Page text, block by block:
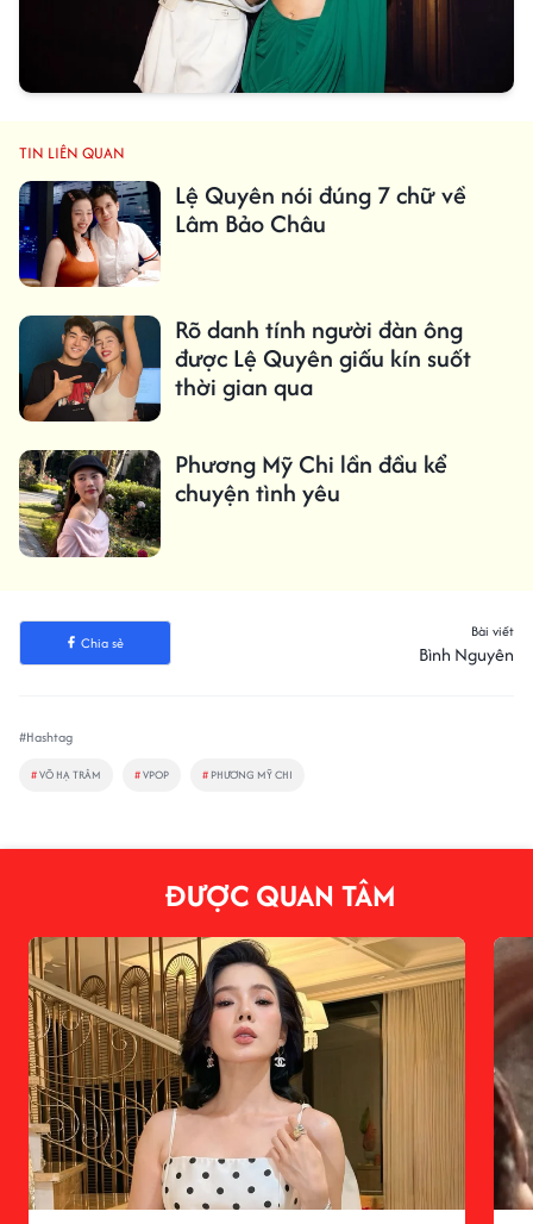
TIN LIÊN QUAN
Lệ Quyên nói đúng 7 chữ về
Lâm Bảo Châu
Rõ danh tính người đàn ông
được Lệ Quyên giấu kín suốt
thời gian qua
Phương Mỹ Chi lần đầu kể
chuyện tình yêu
Chia sẻ
Bài viết
Bình Nguyên
#Hashtag
#VÕ HẠ TRÂM #VPOP # PHƯƠNG MỸ CHI
ĐƯỢC QUAN TÂM